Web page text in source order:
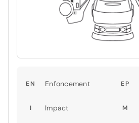
EN Enfoncement EP
I Impact M